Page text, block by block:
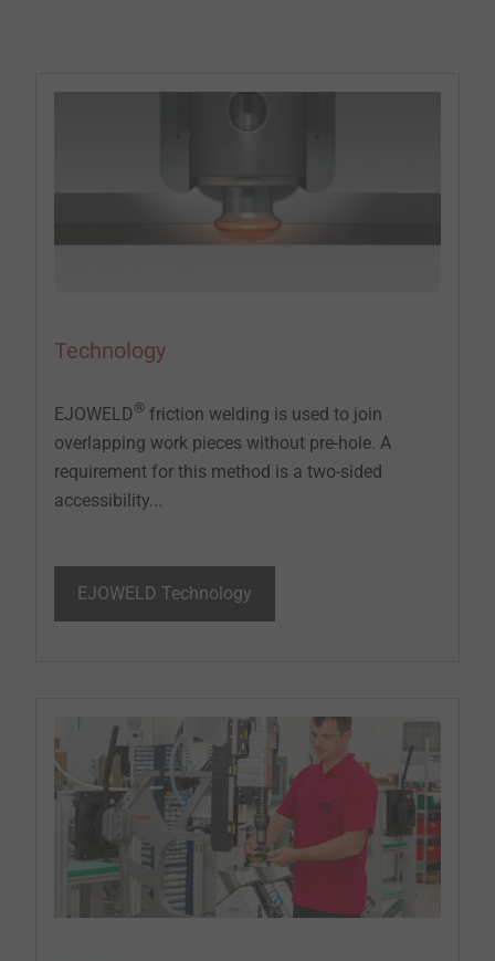
Technology
EJOWELD® friction welding is used to join
overlapping work pieces without pre-hole. A
requirement for this method is a two-sided
accessibility...
EJOWELD Technology